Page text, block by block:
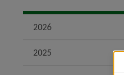
2026
2025